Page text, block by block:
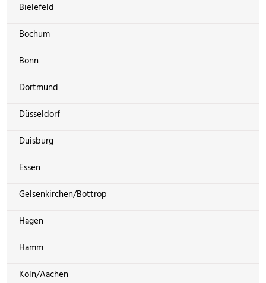
Bielefeld
Bochum
Bonn
Dortmund
Düsseldorf
Duisburg
Essen
Gelsenkirchen/Bottrop
Hagen
Hamm
Köln/Aachen